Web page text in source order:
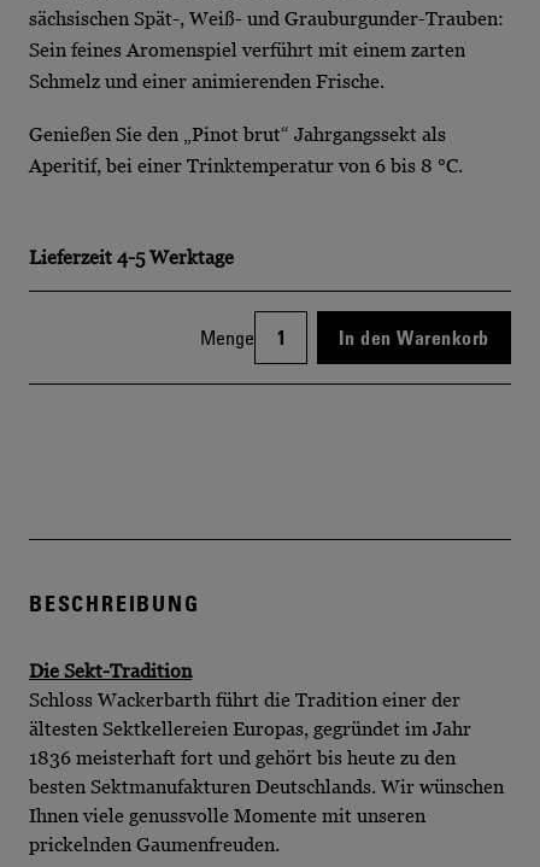
sächsischen Spät-, Weiß- und Grauburgunder-Trauben:
Sein feines Aromenspiel verführt mit einem zarten
Schmelz und einer animierenden Frische.
Genießen Sie den „Pinot brut“ Jahrgangssekt als
Aperitif, bei einer Trinktemperatur von 6 bis 8 °C.
Lieferzeit 4-5 Werktage
Menge In den Warenkorb
BESCHREIBUNG
Die Sekt-Tradition
Schloss Wackerbarth führt die Tradition einer der
ältesten Sektkellereien Europas, gegründet im Jahr
1836 meisterhaft fort und gehört bis heute zu den
besten Sektmanufakturen Deutschlands. Wir wünschen
Ihnen viele genussvolle Momente mit unseren
prickelnden Gaumenfreuden.